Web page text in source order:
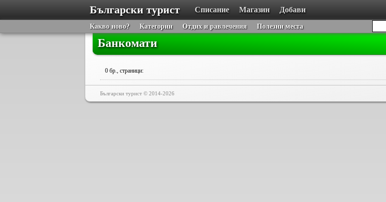
Български турист Списание Магазин Добави
Какво ново? Категории Отдих и равлечения Полезни места
Банкомати
0 бр., страници:
Български турист © 2014-2026